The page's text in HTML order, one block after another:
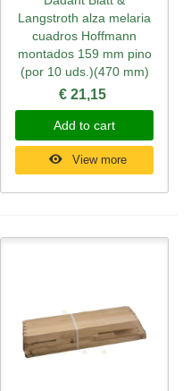
Langstroth alza melaria
cuadros Hoffmann
montados 159 mm pino
(por 10 uds.)(470 mm)
€ 21,15
Add to cart
View more